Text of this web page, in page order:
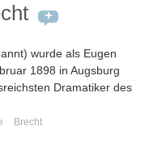
wurde als Eugen
1898 in Augsburg
Dramatiker des
Brecht